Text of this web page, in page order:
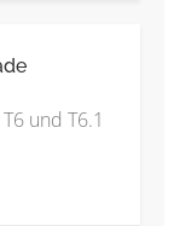
und T6.1